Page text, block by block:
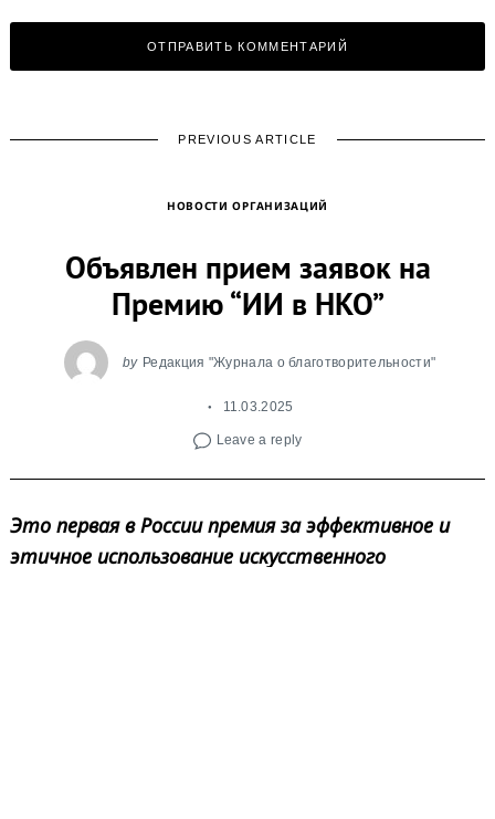
PREVIOUS ARTICLE
НОВОСТИ ОРГАНИЗАЦИЙ
Объявлен прием заявок на
Премию “ИИ в НКО”
by Редакция "Журнала о благотворительности"
11.03.2025
Leave a reply
Это первая в России премия за эффективное и
этичное использование искусственного